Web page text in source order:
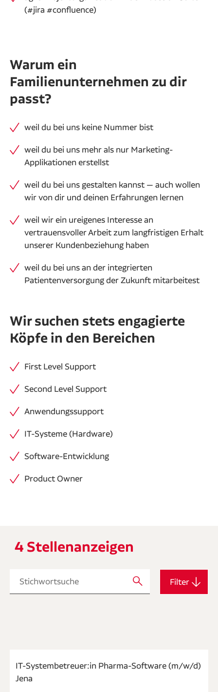
(#jira #confluence)
Warum ein
Familienunternehmen zu dir
passt?
weil du bei uns keine Nummer bist
weil du bei uns mehr als nur Marketing-
Applikationen erstellst
weil du bei uns gestalten kannst — auch wollen
wir von dir und deinen Erfahrungen lernen
weil wir ein ureigenes Interesse an
vertrauensvoller Arbeit zum langfristigen Erhalt
unserer Kundenbeziehung haben
weil du bei uns an der integrierten
Patientenversorgung der Zukunft mitarbeitest
Wir suchen stets engagierte
Köpfe in den Bereichen
First Level Support
Second Level Support
Anwendungssupport
IT-Systeme (Hardware)
Software-Entwicklung
Product Owner
4 Stellenanzeigen
Filter
IT-Systembetreuer:in Pharma-Software (m/w/d)
Jena